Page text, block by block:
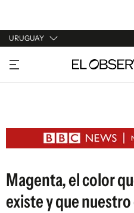
URUGUAY
URUGUAY
ARGENTINA
ESTADOS UNIDOS
Magenta, el color
existe y que